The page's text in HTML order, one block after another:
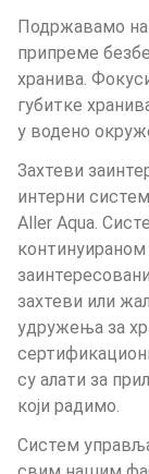
Подржавамо
припреме
хранива.
губитке
у водено
Захтеви
интерни
Aller Aqua.
континуираном
захтеви или
удружења за
су алати за
који радимо.
Систем